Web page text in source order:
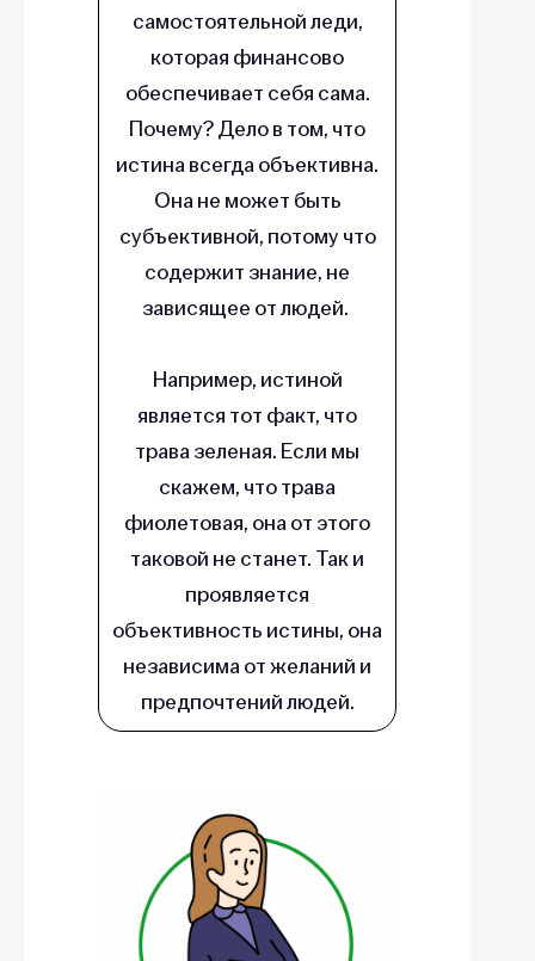
самостоятельной леди,
которая финансово
обеспечивает себя сама.
Почему? Дело в том, что
истина всегда объективна.
Она не может быть
субъективной, потому что
содержит знание, не
зависящее от людей.
Например, истиной
является тот факт, что
трава зеленая. Если мы
скажем, что трава
фиолетовая, она от этого
таковой не станет. Так и
проявляется
объективность истины, она
независима от желаний и
предпочтений людей.